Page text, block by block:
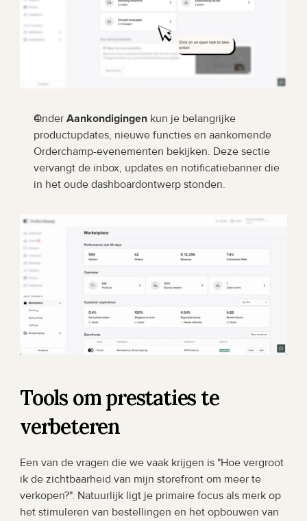
Onder Aankondigingen kun je belangrijke
productupdates, nieuwe functies en aankomende
Orderchamp-evenementen bekijken. Deze sectie
vervangt de inbox, updates en notificatiebanner die
in het oude dashboardontwerp stonden.
Tools om prestaties te
verbeteren
Een van de vragen die we vaak krijgen is "Hoe vergroot
ik de zichtbaarheid van mijn storefront om meer te
verkopen?". Natuurlijk ligt je primaire focus als merk op